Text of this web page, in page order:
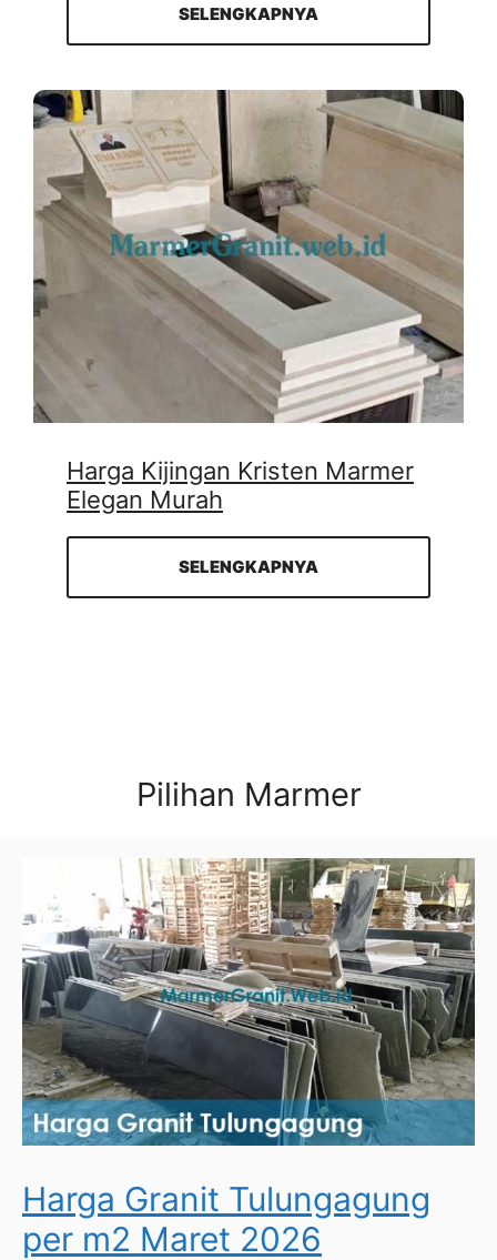
SELENGKAPNYA
Harga Kijingan Kristen Marmer
Elegan Murah
SELENGKAPNYA
Pilihan Marmer
Harga Granit Tulungagung
per m2 Maret 2026